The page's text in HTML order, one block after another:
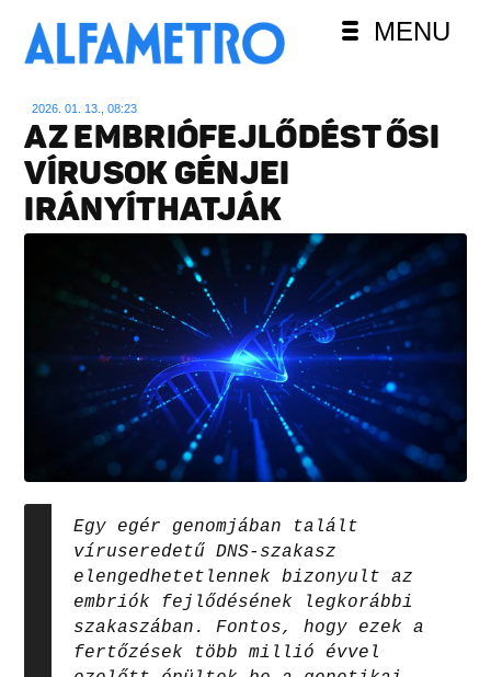
MENU
2026. 01. 13., 08:23
AZ EMBRIÓFEJLŐDÉST ŐSI
VÍRUSOK GÉNJEI
IRÁNYÍTHATJÁK
Egy egér genomjában talált
víruseredetű DNS-szakasz
elengedhetetlennek bizonyult az
embriók fejlődésének legkorábbi
szakaszában. Fontos, hogy ezek a
fertőzések több millió évvel